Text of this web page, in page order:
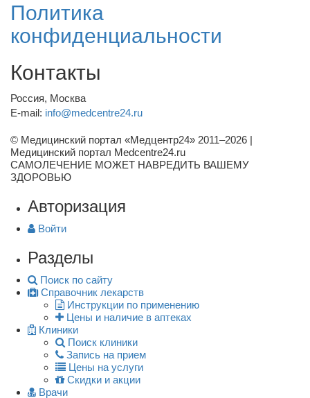
Политика
конфиденциальности
Контакты
Россия, Москва
E-mail: info@medcentre24.ru
© Медицинский портал «Медцентр24» 2011–2026 |
Медицинский портал Medcentre24.ru
САМОЛЕЧЕНИЕ МОЖЕТ НАВРЕДИТЬ ВАШЕМУ
ЗДОРОВЬЮ
Авторизация
Войти
Разделы
Поиск по сайту
Справочник лекарств
Инструкции по применению
Цены и наличие в аптеках
Клиники
Поиск клиники
Запись на прием
Цены на услуги
Скидки и акции
Врачи